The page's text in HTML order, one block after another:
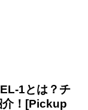
1とは？チ
！